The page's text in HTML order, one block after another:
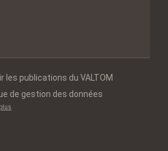
les publications du VALTOM
de gestion des données